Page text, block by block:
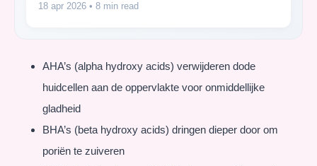
18 apr 2026 • 8 min read
AHA’s (alpha hydroxy acids) verwijderen dode
huidcellen aan de oppervlakte voor onmiddellijke
gladheid
BHA’s (beta hydroxy acids) dringen dieper door om
poriën te zuiveren